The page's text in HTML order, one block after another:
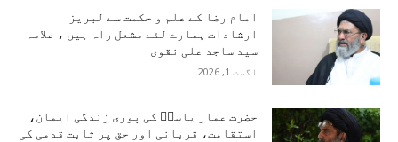
امام رضا کے علم و حکمت سے لبریز
ارشادات ہمارے لئے مشعل راہ ہیں ، علامہ
سید ساجد علی نقوی
اگست 1, 2026
حضرت عمار یاسرؑ کی پوری زندگی ایمان،
استقامت، قربانی اور حق پر ثابت قدمی کی